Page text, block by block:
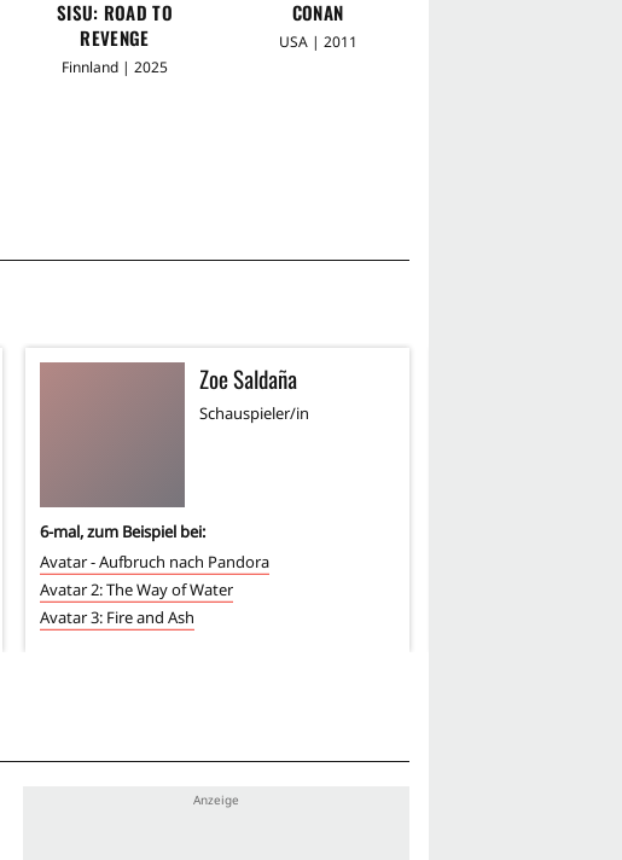
SISU: ROAD TO
REVENGE
Finnland | 2025
CONAN
USA | 2011
Zoe Saldaña
Schauspieler/in
6-mal, zum Beispiel bei:
Avatar - Aufbruch nach Pandora
Avatar 2: The Way of Water
Avatar 3: Fire and Ash